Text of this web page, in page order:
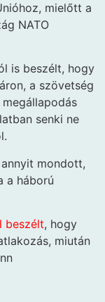
mielőtt a
NATO
is beszélt, hogy
a szövetség
senki ne
mondott,
a háború
beszélt, hogy
miután